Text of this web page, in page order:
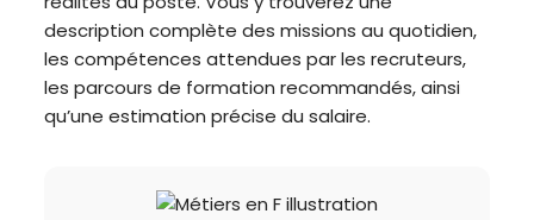
description complète des missions au quotidien,
les compétences attendues par les recruteurs,
les parcours de formation recommandés, ainsi
qu’une estimation précise du salaire.